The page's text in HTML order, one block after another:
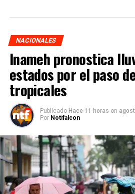
NACIONALES
Inameh pronostica
estados por el paso
tropicales
Publicado Hace 11 horas on
Por Notifalcon